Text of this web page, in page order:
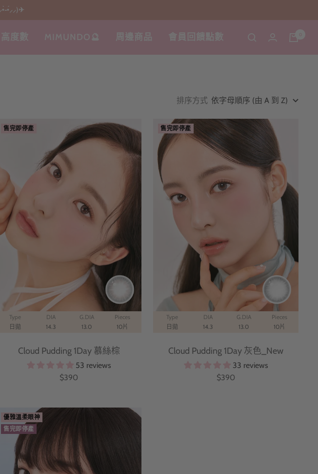
高度數 MIMUNDO🔮 周邊商品 會員回饋點數
排序方式 依字母順序 (由 A 到 Z)
售完即停產
Type
日拋
DIA
14.3
G.DIA
13.0
Pieces
10片
Cloud Pudding 1Day 慕絲棕
53 reviews
特
$390
售完即停產
Type
日拋
DIA
14.3
G.DIA
13.0
Pieces
10片
Cloud Pudding 1Day 灰色_New
33 reviews
特
$390
優雅溫柔眼神
售完即停產